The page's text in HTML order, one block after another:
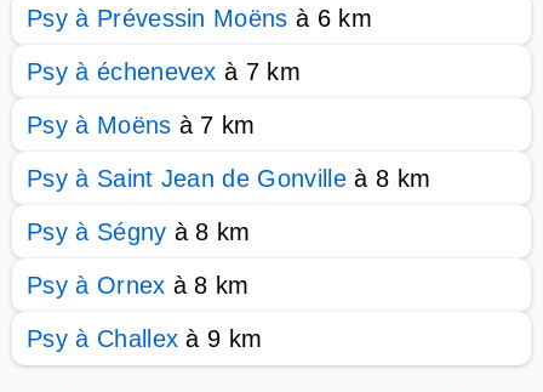
Psy à Prévessin Moëns à 6 km
Psy à échenevex à 7 km
Psy à Moëns à 7 km
Psy à Saint Jean de Gonvilleà 8 km
Psy à Ségny à 8 km
Psy à Ornex à 8 km
Psy à Challex à 9 km